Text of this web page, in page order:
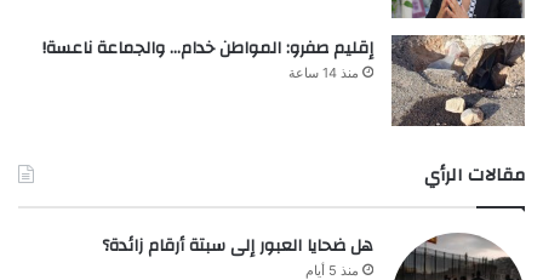
إقليم صفرو: المواطن خدام… والجماعة ناعسة!
منذ 14 ساعة
مقالات الرأي
هل ضحايا العبور إلى سبتة أرقام زائدة؟
منذ 5 أيام